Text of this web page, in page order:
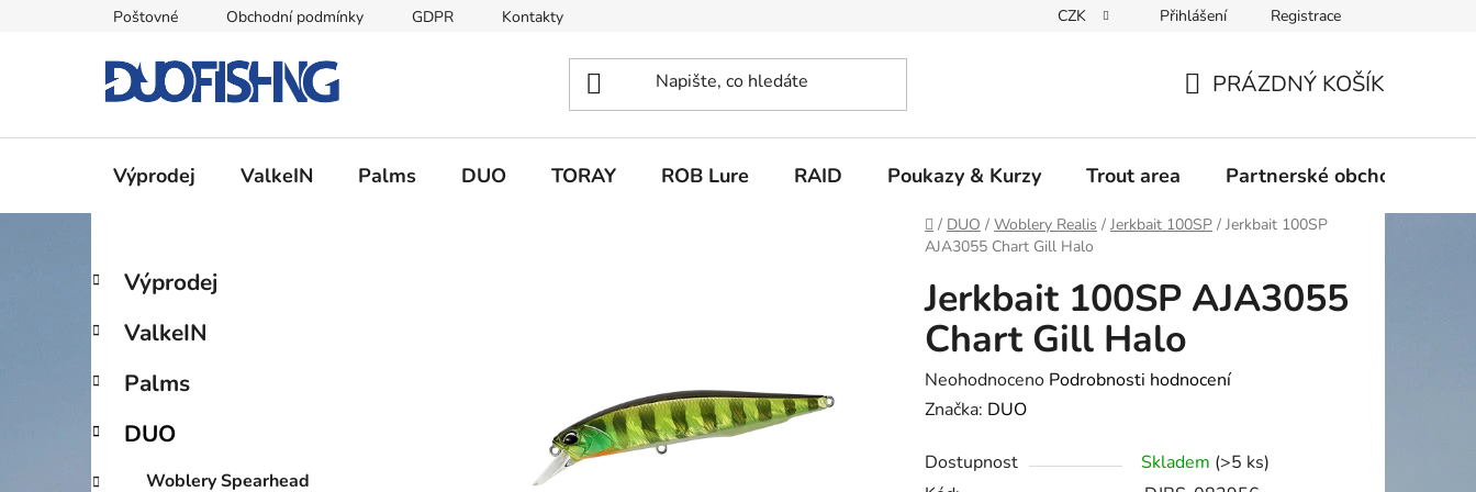
Poštovné Obchodní podmínky GDPR Kontakty CZK Přihlášení Registrace
KOŠÍK
PRÁZDNÝ KOŠÍK
Výprodej ValkeIN Palms DUO TORAY ROB Lure RAID Poukazy & Kurzy Trout area Partnerské obchody
Domů
/ DUO / Woblery Realis / Jerkbait 100SP / Jerkbait 100SP
AJA3055 Chart Gill Halo
P
s
r
n
n
Přeskočit
kategorie
K
a
e
o
i
Výprodej
ValkeIN
Palms
DUO
Woblery Spearhead
Jerkbait 100SP AJA3055
Chart Gill Halo
Průměrné
hodnocení
je
Neohodnoceno Podrobnosti hodnocení
Značka: DUO
Dostupnost Skladem (>5 ks)